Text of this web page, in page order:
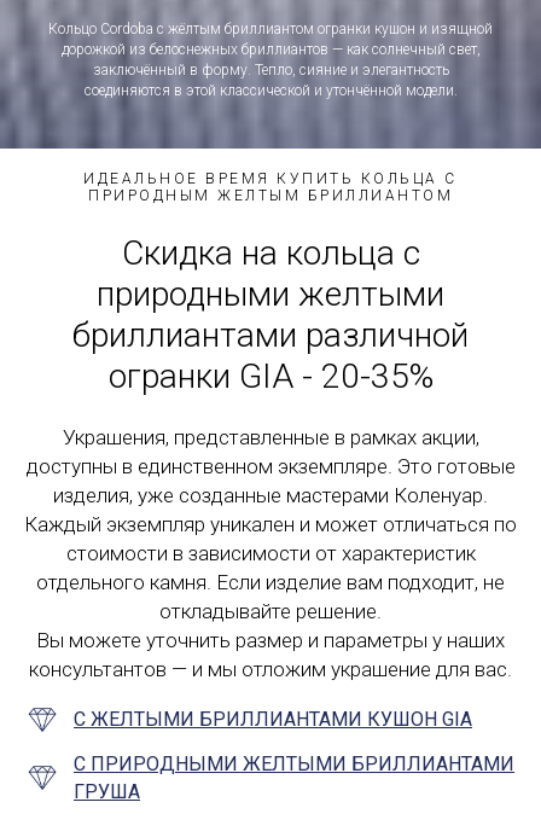
и изящной
свет,
модели.
Кольцо Cordoba с жёлтым бриллиантом огранки
дорожкой из белоснежных бриллиантов — как
заключённый в форму. Тепло, сияние и
соединяются в этой классической и
ИДЕАЛЬНОЕ ВРЕМЯ КУПИТЬ КОЛЬЦА С
ПРИРОДНЫМ ЖЕЛТЫМ БРИЛЛИАНТОМ
Скидка на кольца с
природными желтыми
бриллиантами различной
огранки GIA - 20-35%
Украшения, представленные в рамках акции,
доступны в единственном экземпляре. Это готовые
изделия, уже созданные мастерами Коленуар.
Каждый экземпляр уникален и может отличаться по
стоимости в зависимости от характеристик
отдельного камня. Если изделие вам подходит, не
откладывайте решение.
Вы можете уточнить размер и параметры у наших
консультантов — и мы отложим украшение для вас.
С ЖЕЛТЫМИ БРИЛЛИАНТАМИ КУШОН GIA
С ПРИРОДНЫМИ ЖЕЛТЫМИ БРИЛЛИАНТАМИ
ГРУША